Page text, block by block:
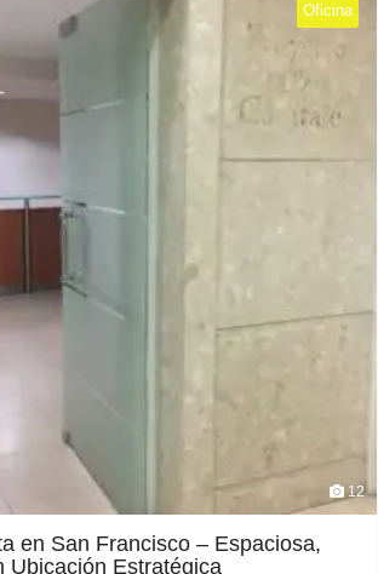
Oficina
12
en San Francisco – Espaciosa,
Ubicación Estratégica